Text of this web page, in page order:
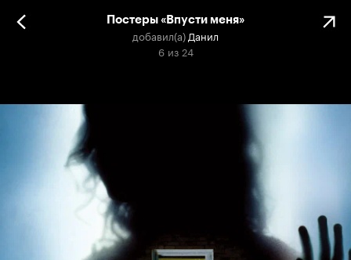
Постеры «Впусти меня»
добавил(а) Данил
6 из 24